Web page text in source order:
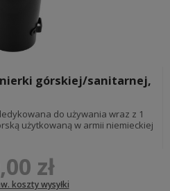
górskiej/sanitarnej,
do używania wraz z 1
użytkowaną w armii niemieckiej
zł
koszty wysyłki